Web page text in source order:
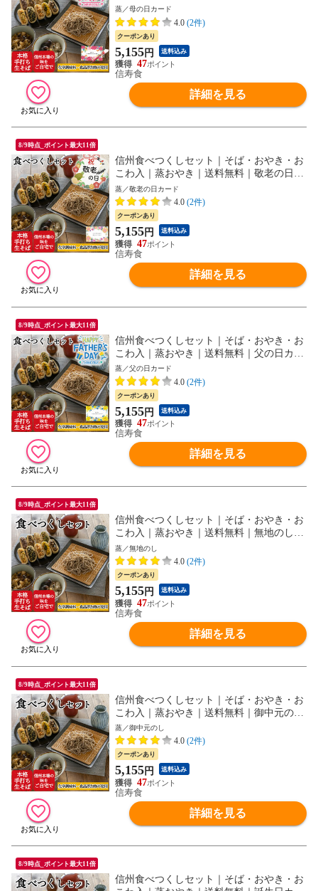
ド｜ギフト蓋
蒸／母の日カード
4.0 (2件)
クーポンあり
5,155円 送料込み
47
信寿食
詳細を見る
8/9時点_ポイント最大11倍
信州食べつくしセット｜そば・おやき・お
こわ入｜蒸おやき｜送料無料｜敬老の日カ
ード｜ギフト蓋
蒸／敬老の日カード
4.0 (2件)
クーポンあり
5,155円 送料込み
47
信寿食
詳細を見る
8/9時点_ポイント最大11倍
信州食べつくしセット｜そば・おやき・お
こわ入｜蒸おやき｜送料無料｜父の日カー
ド｜ギフト蓋
蒸／父の日カード
4.0 (2件)
クーポンあり
5,155円 送料込み
47
信寿食
詳細を見る
8/9時点_ポイント最大11倍
信州食べつくしセット｜そば・おやき・お
こわ入｜蒸おやき｜送料無料｜無地のし｜
ギフト蓋
蒸／無地のし
4.0 (2件)
クーポンあり
5,155円 送料込み
47
信寿食
詳細を見る
8/9時点_ポイント最大11倍
信州食べつくしセット｜そば・おやき・お
こわ入｜蒸おやき｜送料無料｜御中元のし
｜ギフト蓋
蒸／御中元のし
4.0 (2件)
クーポンあり
5,155円 送料込み
47
信寿食
詳細を見る
8/9時点_ポイント最大11倍
信州食べつくしセット｜そば・おやき・お